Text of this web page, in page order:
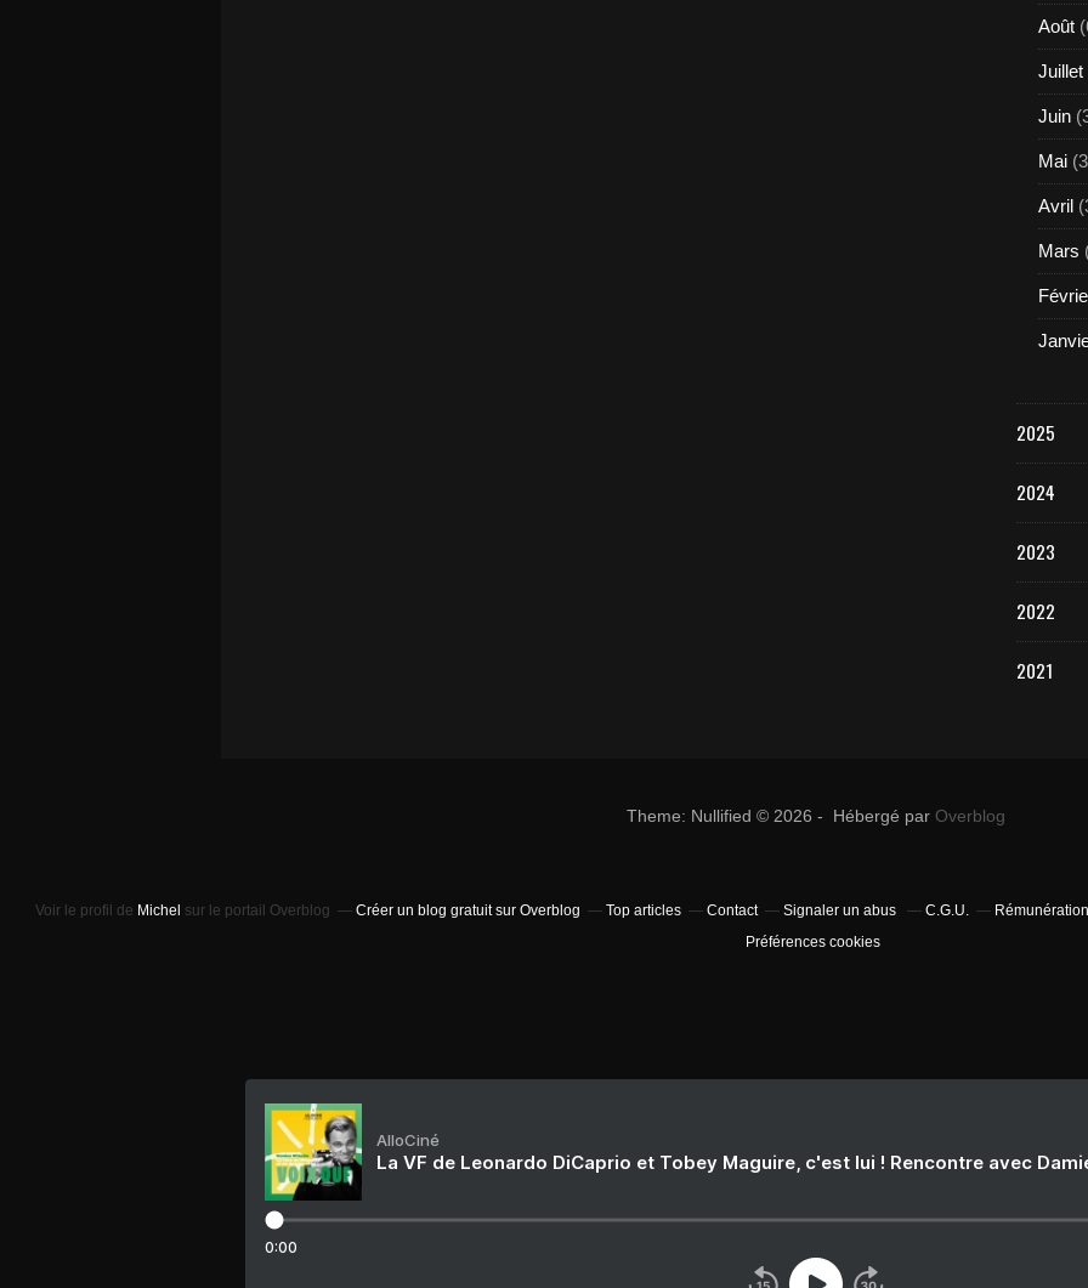
Août
Juillet
Juin
Mai
Avril
Mars
2025
2024
2023
2022
2021
Theme: Nullified © 2026 - Hébergé par Overblog
Voir le profil de Michel sur le portail Overblog Créer un blog gratuit sur Overblog Top articles Contact Signaler un abus C.G.U.
Préférences cookies
AlloCiné
La VF de Leonardo DiCaprio et Tobey Maguire, c'est lui ! Rencontre avec
0:00